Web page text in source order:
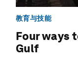
教育与技能
Four ways
Gulf